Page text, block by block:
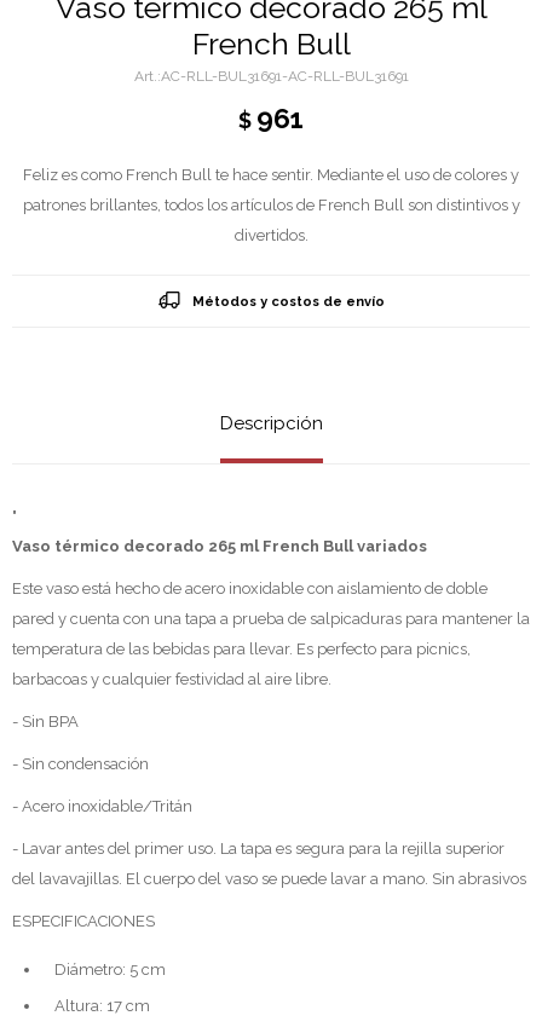
Vaso térmico decorado 265 ml
French Bull
AC-RLL-BUL31691-AC-RLL-BUL31691
$ 961
Feliz es como French Bull te hace sentir. Mediante el uso de colores y
patrones brillantes, todos los artículos de French Bull son distintivos y
divertidos.
Métodos y costos de envío
Descripción
"
Vaso térmico decorado 265 ml French Bull variados
Este vaso está hecho de acero inoxidable con aislamiento de doble
pared y cuenta con una tapa a prueba de salpicaduras para mantener la
temperatura de las bebidas para llevar. Es perfecto para picnics,
barbacoas y cualquier festividad al aire libre.
- Sin BPA
- Sin condensación
- Acero inoxidable/Tritán
- Lavar antes del primer uso. La tapa es segura para la rejilla superior
del lavavajillas. El cuerpo del vaso se puede lavar a mano. Sin abrasivos
ESPECIFICACIONES
Diámetro: 5 cm
Altura: 17 cm